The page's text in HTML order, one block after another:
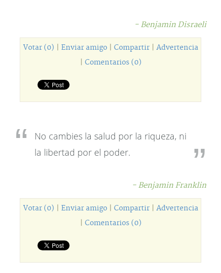
- Benjamin Disraeli
Votar (0) Enviar amigo| Compartir| Advertencia
Comentarios (0)
No cambies la salud por la riqueza, ni
la libertad por el poder.
- Benjamin Franklin
Votar (0) Enviar amigo| Compartir| Advertencia
Comentarios (0)